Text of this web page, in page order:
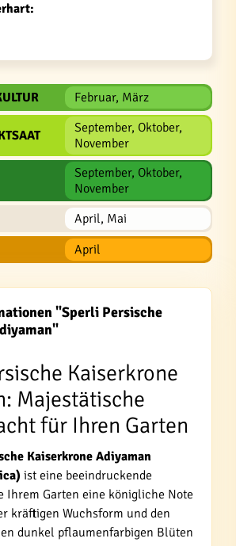
Februar, März
September, Oktober,
November
September, Oktober,
November
April, Mai
April
"Sperli Persische
Kaiserkrone
Majestätische
für Ihren Garten
Kaiserkrone Adiyaman
ist eine beeindruckende
Ihrem Garten eine königliche Note
kräftigen Wuchsform und den
dunkel pflaumenfarbigen Blüten